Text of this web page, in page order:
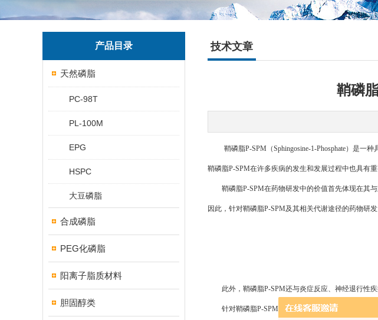
产品目录
天然磷脂
PC-98T
PL-100M
EPG
HSPC
大豆磷脂
合成磷脂
PEG化磷脂
阳离子脂质材料
胆固醇类
技术文章
鞘磷
鞘磷脂P-SPM（Sphingosine-1-Phosphate）是一
鞘磷脂P-SPM在许多疾病的发生和发展过程中也具有
鞘磷脂P-SPM在药物研发中的价值首先体现在其与
因此，针对鞘磷脂P-SPM及其相关代谢途径的药物研
此外，鞘磷脂P-SPM还与炎症反应、神经退行性疾
针对鞘磷脂P-SPM的药物研发主要包括两个方面：